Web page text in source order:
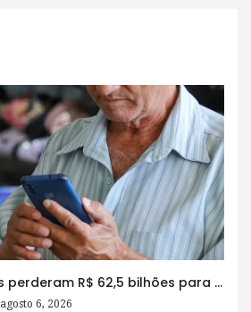
Famílias brasileiras perderam R$ 62,5 bilhões para bets em 2025
agosto 6, 2026